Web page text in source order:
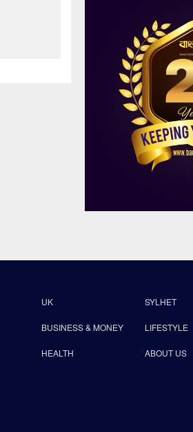
UK SYLHET
BUSINESS & MONEY LIFESTYLE
HEALTH ABOUT US